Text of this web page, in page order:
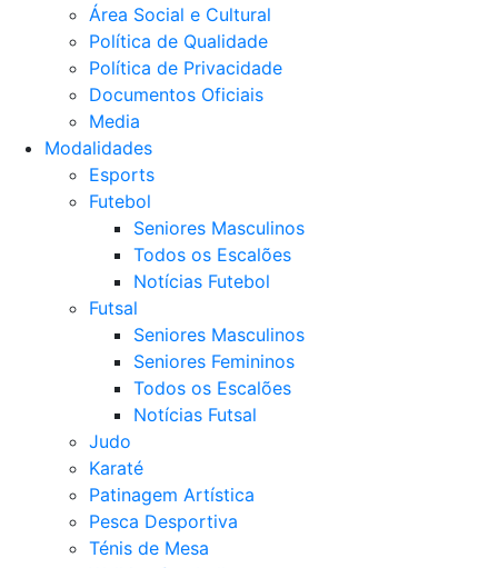
Área Social e Cultural
Política de Qualidade
Política de Privacidade
Documentos Oficiais
Media
Modalidades
Esports
Futebol
Seniores Masculinos
Todos os Escalões
Notícias Futebol
Futsal
Seniores Masculinos
Seniores Femininos
Todos os Escalões
Notícias Futsal
Judo
Karaté
Patinagem Artística
Pesca Desportiva
Ténis de Mesa